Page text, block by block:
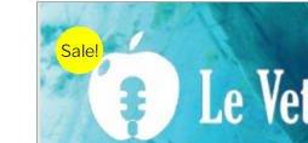
Sale!